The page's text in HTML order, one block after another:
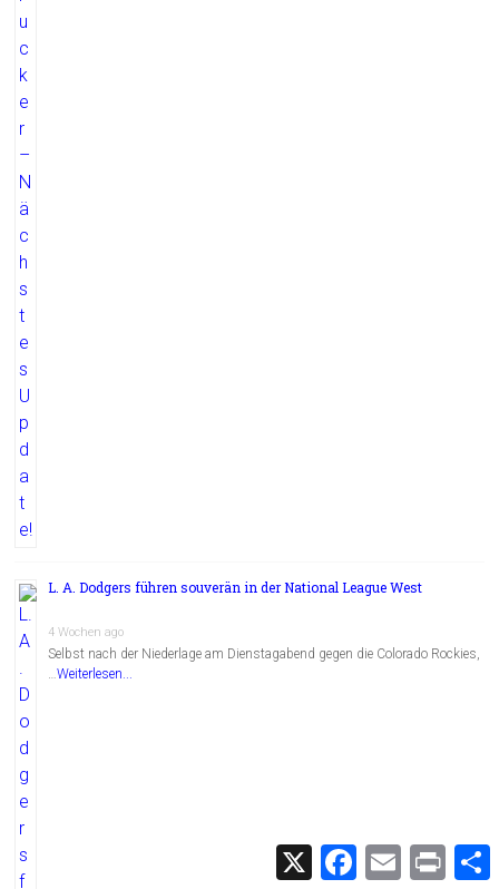
L. A. Dodgers führen souverän in der National League West
4 Wochen ago
Selbst nach der Niederlage am Dienstagabend gegen die Colorado Rockies,
…Weiterlesen...
X
F
E
m
P